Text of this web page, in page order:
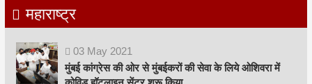
महाराष्ट्र
03 May 2021
मुंबई कांग्रेस की ओर से मुंबईकरों की सेवा के लिये ओशिवरा में